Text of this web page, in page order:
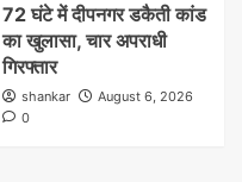
72 घंटे में दीपनगर डकैती कांड
का खुलासा, चार अपराधी
गिरफ्तार
shankar
August 6, 2026
0